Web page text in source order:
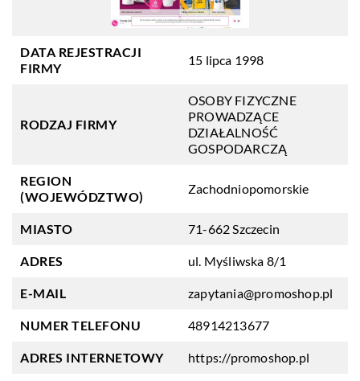
DATA REJESTRACJI
FIRMY
15 lipca 1998
RODZAJ FIRMY
OSOBY FIZYCZNE
PROWADZĄCE
DZIAŁALNOŚĆ
GOSPODARCZĄ
REGION
(WOJEWÓDZTWO)
Zachodniopomorskie
MIASTO 71-662 Szczecin
ADRES ul. Myśliwska 8/1
E-MAIL zapytania@promoshop.pl
NUMER TELEFONU 48914213677
ADRES INTERNETOWY https://promoshop.pl